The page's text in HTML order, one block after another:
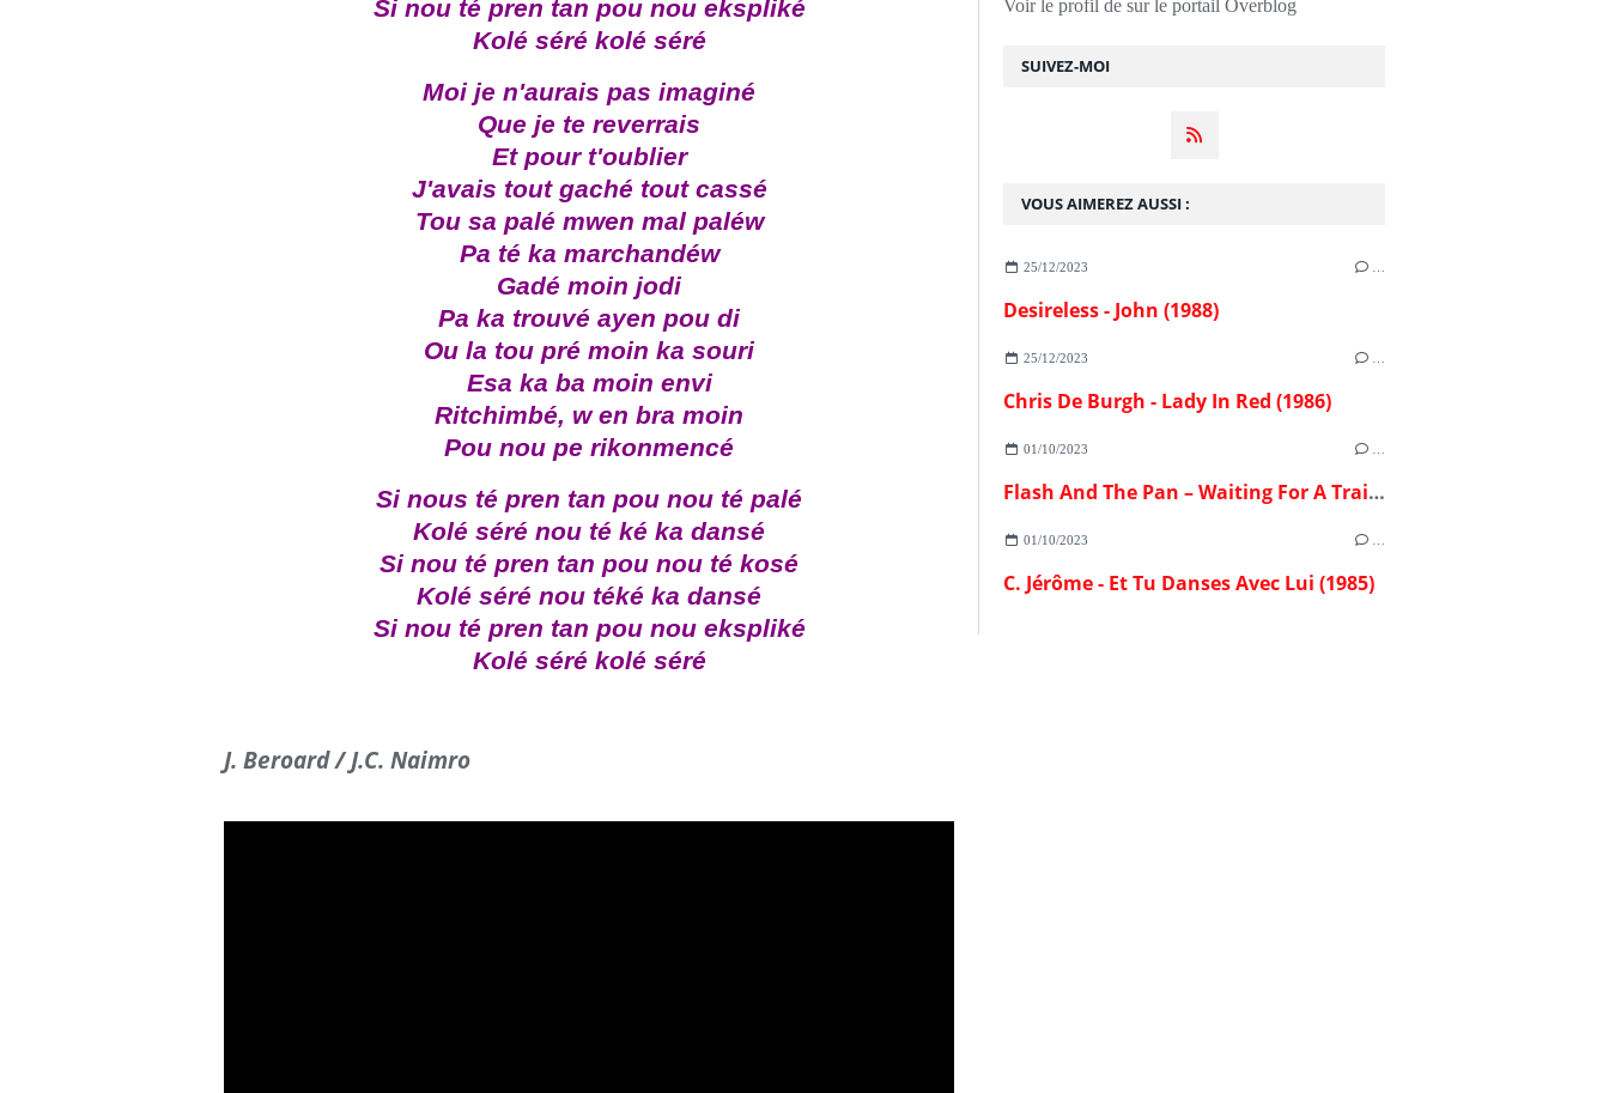
Si nou té pren tan pou nou ekspliké
Kolé séré kolé séré
Moi je n'aurais pas imaginé
Que je te reverrais
Et pour t'oublier
J'avais tout gaché tout cassé
Tou sa palé mwen mal paléw
Pa té ka marchandéw
Gadé moin jodi
Pa ka trouvé ayen pou di
Ou la tou pré moin ka souri
Esa ka ba moin envi
Ritchimbé, w en bra moin
Pou nou pe rikonmencé
Si nous té pren tan pou nou té palé
Kolé séré nou té ké ka dansé
Si nou té pren tan pou nou té kosé
Kolé séré nou téké ka dansé
Si nou té pren tan pou nou ekspliké
Kolé séré kolé séré
J. Beroard / J.C. Naimro
SUIVEZ-MOI
Voir le profil de sur le portail Overblog
VOUS AIMEREZ AUSSI :
25/12/2023
Desireless - John (1988)
25/12/2023
Chris De Burgh - Lady In Red (1986)
01/10/2023
Flash And The Pan – Waiting For A Train (1982)
01/10/2023
C. Jérôme - Et Tu Danses Avec Lui (1985)